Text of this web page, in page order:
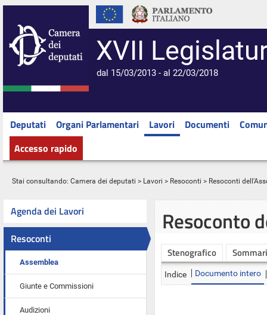
XVII
dal 15/03/2013 - al 22/03/2018
Deputati Organi Parlamentari Lavori Documenti
Accesso rapido
Stai consultando: Camera dei deputati > Lavori > Resoconti > Resoconti
Agenda dei Lavori
Resoconti
Assemblea
Giunte e Commissioni
Audizioni
Resoconto
Stenografico
Indice Documento intero